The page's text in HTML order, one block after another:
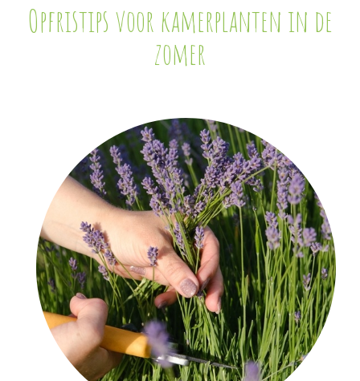
Opfristips voor kamerplanten in de
zomer